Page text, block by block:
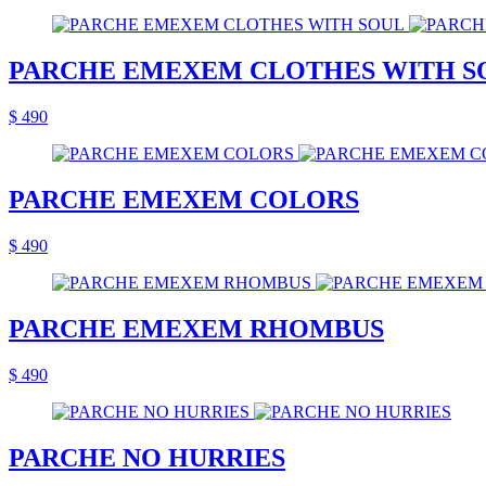
PARCHE EMEXEM CLOTHES WITH
$ 490
PARCHE EMEXEM COLORS
$ 490
PARCHE EMEXEM RHOMBUS
$ 490
PARCHE NO HURRIES